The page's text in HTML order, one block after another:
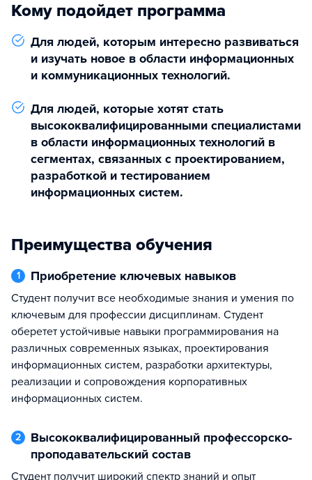
Кому подойдет программа
Для людей, которым интересно развиваться
и изучать новое в области информационных
и коммуникационных технологий.
Для людей, которые хотят стать
высококвалифицированными специалистами
в области информационных технологий в
сегментах, связанных с проектированием,
разработкой и тестированием
информационных систем.
Преимущества обучения
1 Приобретение ключевых навыков
Студент получит все необходимые знания и умения по
ключевым для профессии дисциплинам. Студент
оберетет устойчивые навыки программирования на
различных современных языках, проектирования
информационных систем, разработки архитектуры,
реализации и сопровождения корпоративных
информационных систем.
2
Высококвалифицированный профессорско-
проподавательский состав
Студент получит широкий спектр знаний и опыт